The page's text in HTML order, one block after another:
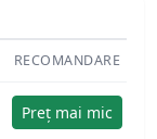
RECOMANDARE
Preț mai mic